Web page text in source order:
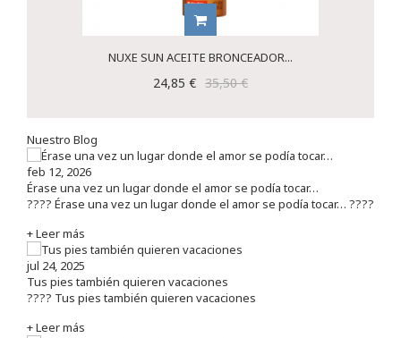
NUXE SUN ACEITE BRONCEADOR...
24,85 € 35,50 €
Nuestro Blog
feb 12, 2026
Érase una vez un lugar donde el amor se podía tocar…
???? Érase una vez un lugar donde el amor se podía tocar… ????
+ Leer más
jul 24, 2025
Tus pies también quieren vacaciones
???? Tus pies también quieren vacaciones
+ Leer más